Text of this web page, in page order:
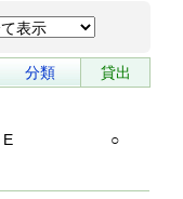
分類 貸出
E ○